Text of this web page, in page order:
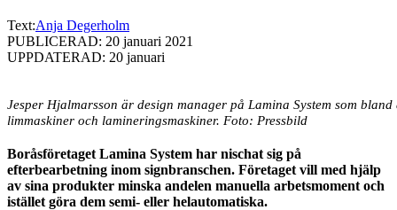
Text:Anja Degerholm
PUBLICERAD: 20 januari 2021
UPPDATERAD: 20 januari
Jesper Hjalmarsson är design manager på Lamina System som
limmaskiner och lamineringsmaskiner. Foto: Pressbild
Boråsföretaget Lamina System har nischat sig på
efterbearbetning inom signbranschen. Företaget vill med hjälp
av sina produkter minska andelen manuella arbetsmoment och
istället göra dem semi- eller helautomatiska.